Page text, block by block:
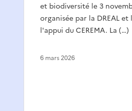
et biodiversité le 3
organisée par la DREAL et
l'appui du CEREMA. La (…)
6 mars 2026